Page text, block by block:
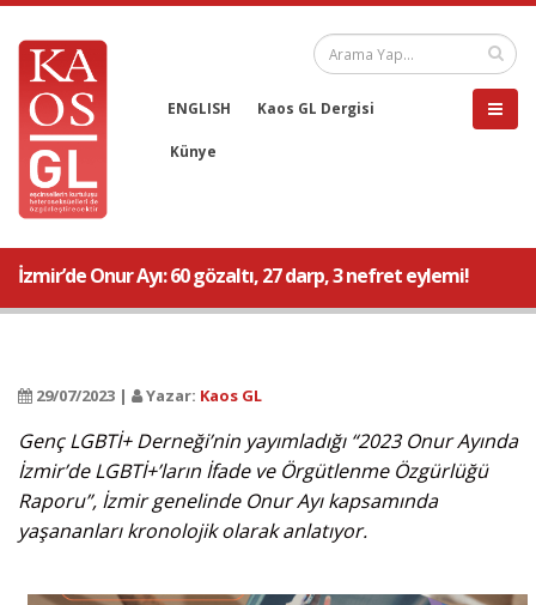
ENGLISH Kaos GL Dergisi
Künye
İzmir’de Onur Ayı: 60 gözaltı, 27 darp, 3 nefret eylemi!
29/07/2023 | Yazar: Kaos GL
Genç LGBTİ+ Derneği’nin yayımladığı “2023 Onur Ayında
İzmir’de LGBTİ+’ların İfade ve Örgütlenme Özgürlüğü
Raporu”, İzmir genelinde Onur Ayı kapsamında
yaşananları kronolojik olarak anlatıyor.